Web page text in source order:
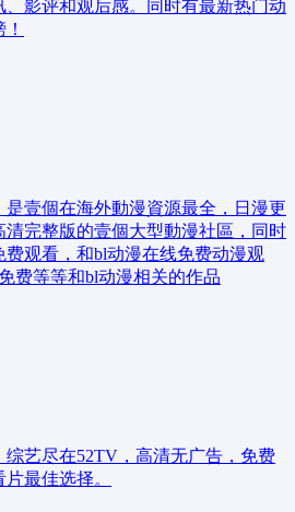
影评和观后感。同时有最新热门动
壹個在海外動漫資源最全，日漫更
完整版的壹個大型動漫社區，同时
观看，和bl动漫在线免费动漫观
费等等和bl动漫相关的作品
艺尽在52TV，高清无广告，免费
最佳选择。